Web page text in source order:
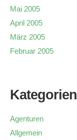
Mai 2005
April 2005
März 2005
Februar 2005
Kategorien
Agenturen
Allgemein